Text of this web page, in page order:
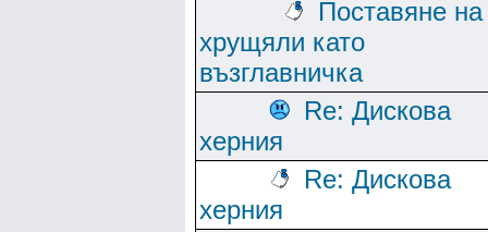
Поставяне на
хрущяли като
възглавничка
Re: Дискова
херния
Re: Дискова
херния